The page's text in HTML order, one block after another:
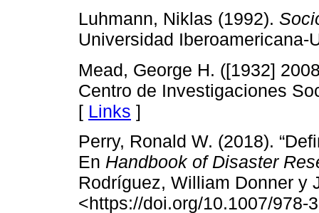
Luhmann, Niklas (1992).
Universidad
Mead, George H. ([1932]
Centro de Investigaciones
[ Links ]
Perry, Ronald W. (2018).
En Handbook of Disaster
Rodríguez, William Donner y
<https://doi.org/10.1007/978-